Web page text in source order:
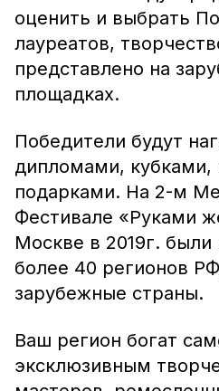
оценить и выбрать
лауреатов,
представлено на
площадках.
Победители будут
дипломами, кубками,
подарками. На 2-м
Фестивале «Руками
Москве в 2019г.
более 40 регионов
зарубежные страны.
Ваш регион богат
эксклюзивным